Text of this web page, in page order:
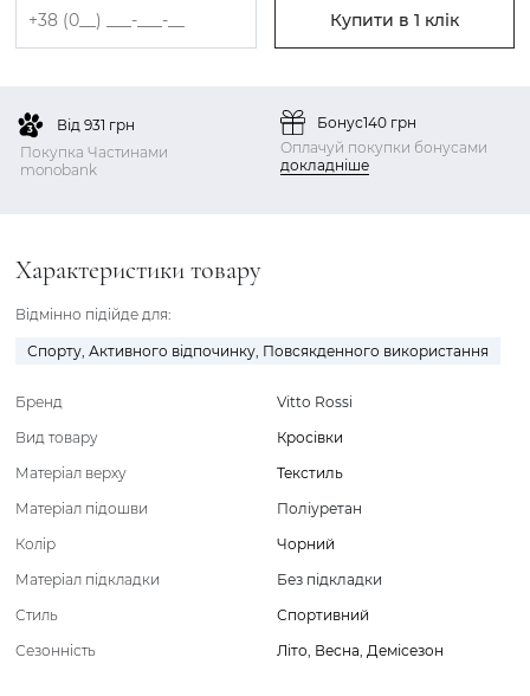
Купити в 1 клік
Від 931 грн
Покупка Частинами
monobank
Бонус140 грн
Оплачуй покупки бонусами
докладніше
Характеристики товару
Відмінно підійде для:
Спорту, Активного відпочинку, Повсякденного використання
Бренд
Vitto Rossi
Вид товару
Кросівки
Матеріал верху
Текстиль
Матеріал підошви
Поліуретан
Колір
Чорний
Матеріал підкладки
Без підкладки
Стиль
Спортивний
Сезонність
Літо, Весна, Демісезон